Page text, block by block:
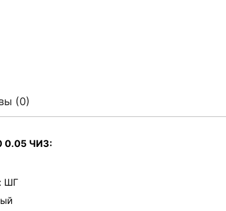
(0)
0.05 ЧИЗ:
ШГ